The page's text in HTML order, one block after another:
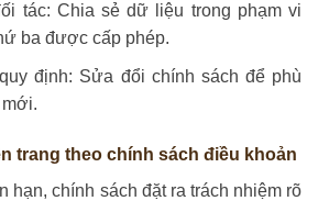
tác: Chia sẻ dữ liệu trong phạm vi
ba được cấp phép.
định: Sửa đổi chính sách để phù
trang theo chính sách điều khoản
hạn, chính sách đặt ra trách nhiệm rõ